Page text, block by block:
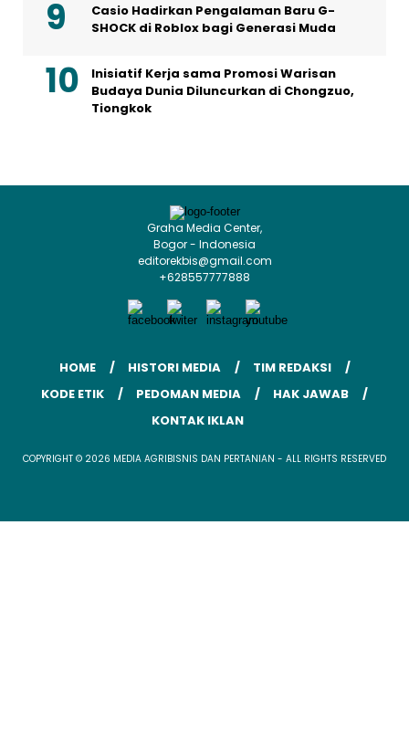
Casio Hadirkan Pengalaman Baru G-
SHOCK di Roblox bagi Generasi Muda
Inisiatif Kerja sama Promosi Warisan
Budaya Dunia Diluncurkan di Chongzuo,
Tiongkok
Graha Media Center,
Bogor - Indonesia
editorekbis@gmail.com
+628557777888
HOME HISTORI MEDIA
TIM REDAKSI
KODE ETIK
PEDOMAN MEDIA
HAK JAWAB
KONTAK IKLAN
COPYRIGHT © 2026 MEDIA AGRIBISNIS DAN PERTANIAN - ALL RIGHTS RESERVED